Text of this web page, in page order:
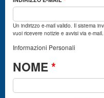
Un indirizzo e-mail valido. Il sistema
vuoi ricevere notizie e avvisi via e-mail.
Informazioni Personali
NOME*